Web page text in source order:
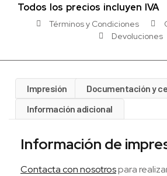
Todos los precios incluyen IVA
Términos y Condiciones
Devoluciones
Impresión
Documentación y
Información adicional
Información de
Contacta con nosotrospara